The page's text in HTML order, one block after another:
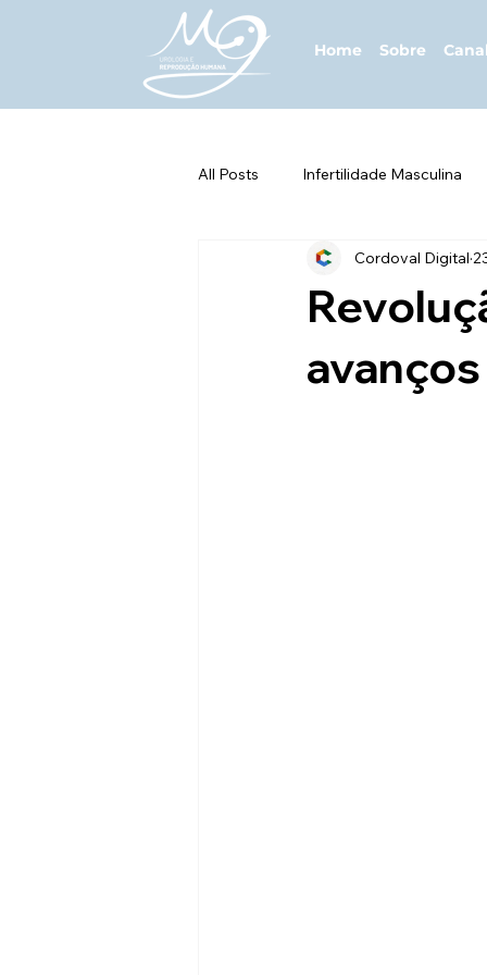
Home Sobre
All Posts Infertilidade Masculina
Saúde da População Trans
Cordoval Digital